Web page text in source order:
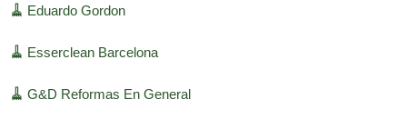
🧹 Eduardo Gordon
🧹 Esserclean Barcelona
🧹 G&D Reformas En General